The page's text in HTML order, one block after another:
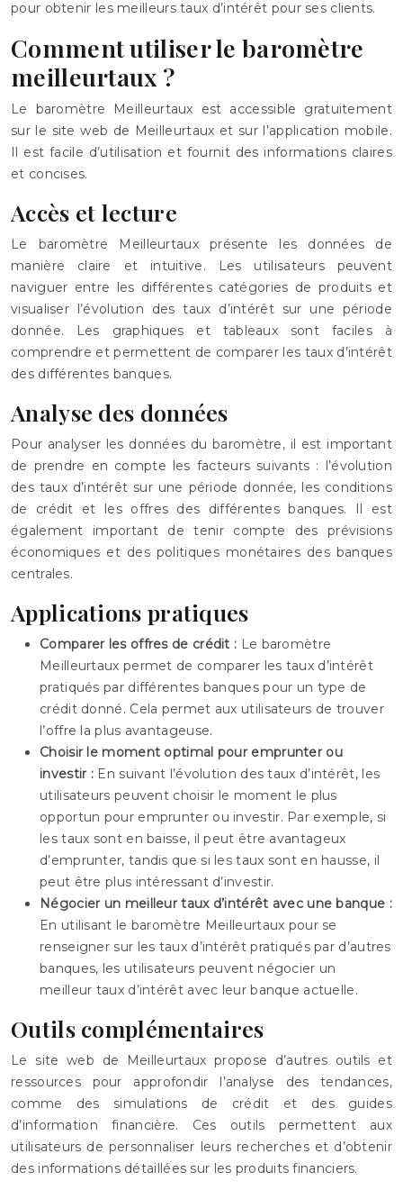
pour obtenir les meilleurs taux d’intérêt pour ses clients.
Comment utiliser le baromètre
meilleurtaux ?
Le baromètre Meilleurtaux est accessible gratuitement
sur le site web de Meilleurtaux et sur l’application mobile.
Il est facile d’utilisation et fournit des informations claires
et concises.
Accès et lecture
Le baromètre Meilleurtaux présente les données de
manière claire et intuitive. Les utilisateurs peuvent
naviguer entre les différentes catégories de produits et
visualiser l’évolution des taux d’intérêt sur une période
donnée. Les graphiques et tableaux sont faciles à
comprendre et permettent de comparer les taux d’intérêt
des différentes banques.
Analyse des données
Pour analyser les données du baromètre, il est important
de prendre en compte les facteurs suivants : l’évolution
des taux d’intérêt sur une période donnée, les conditions
de crédit et les offres des différentes banques. Il est
également important de tenir compte des prévisions
économiques et des politiques monétaires des banques
centrales.
Applications pratiques
Comparer les offres de crédit : Le baromètre
Meilleurtaux permet de comparer les taux d’intérêt
pratiqués par différentes banques pour un type de
crédit donné. Cela permet aux utilisateurs de trouver
l’offre la plus avantageuse.
Choisir le moment optimal pour emprunter ou
investir : En suivant l’évolution des taux d’intérêt, les
utilisateurs peuvent choisir le moment le plus
opportun pour emprunter ou investir. Par exemple, si
les taux sont en baisse, il peut être avantageux
d’emprunter, tandis que si les taux sont en hausse, il
peut être plus intéressant d’investir.
Négocier un meilleur taux d’intérêt avec une banque :
En utilisant le baromètre Meilleurtaux pour se
renseigner sur les taux d’intérêt pratiqués par d’autres
banques, les utilisateurs peuvent négocier un
meilleur taux d’intérêt avec leur banque actuelle.
Outils complémentaires
Le site web de Meilleurtaux propose d’autres outils et
ressources pour approfondir l’analyse des tendances,
comme des simulations de crédit et des guides
d’information financière. Ces outils permettent aux
utilisateurs de personnaliser leurs recherches et d’obtenir
des informations détaillées sur les produits financiers.